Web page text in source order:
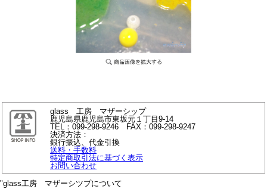
glass 工房 マザーシップ
鹿児島県鹿児島市東坂元１丁目9-14
TEL：099-298-9246 FAX：099-298-9247
決済方法：
銀行振込、代金引換
送料・手数料
特定商取引法に基づく表示
お問い合わせ
"glass工房 マザーシツプについて